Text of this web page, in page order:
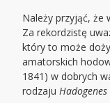
Należy przyjąć, że
Za rekordzistę
który to może
amatorskich
1841) w dobrych
rodzajuHadogenes